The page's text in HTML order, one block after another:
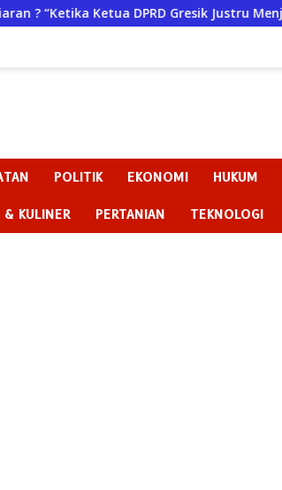
Gresik Justru Menjadi Pemicu Konflik
POLITIK EKONOMI HUKUM
& KULINER PERTANIAN TEKNOLOGI